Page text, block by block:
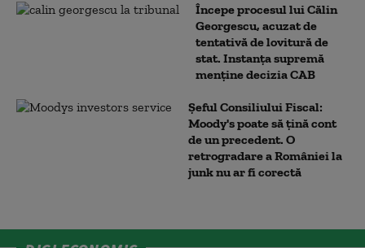
Începe procesul lui Călin
Georgescu, acuzat de
tentativă de lovitură de
stat. Instanța supremă
menține decizia CAB
Șeful Consiliului Fiscal:
Moody's poate să țină cont
de un precedent. O
retrogradare a României la
junk nu ar fi corectă